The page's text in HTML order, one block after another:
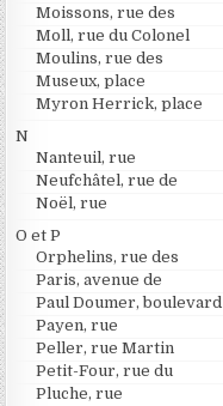
Moissons, rue des
Moll, rue du Colonel
Moulins, rue des
Museux, place
Myron Herrick, place
N
Nanteuil, rue
Neufchâtel, rue de
Noël, rue
O et P
Orphelins, rue des
Paris, avenue de
Paul Doumer, boulevard
Payen, rue
Peller, rue Martin
Petit-Four, rue du
Pluche, rue